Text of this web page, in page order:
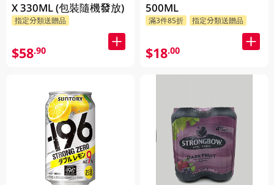
X 330ML (包裝隨機發放)
指定分類送贈品
$58.90
500ML
滿3件85折 指定分類送贈品
$18.00